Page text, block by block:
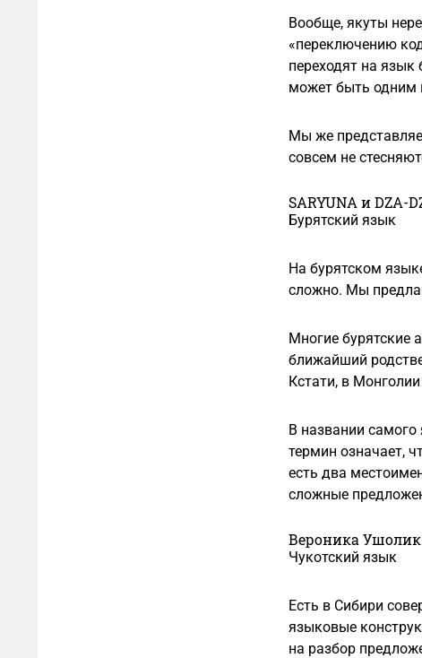
Вообще, якуты
«переключению
переходят на язык
может быть одним
Мы же
совсем не
SARYUNA и DZA-
Бурятский язык
На бурятском
сложно. Мы
Многие бурятские
ближайший
Кстати, в
В названии самого
термин означает,
есть два
сложные
Вероника
Чукотский язык
Есть в Сибири
языковые
на разбор